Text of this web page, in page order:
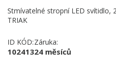
Stmívatelné stropní LED svítidlo,
TRIAK
ID KÓD:
102413
Záruka:
24 měsíců